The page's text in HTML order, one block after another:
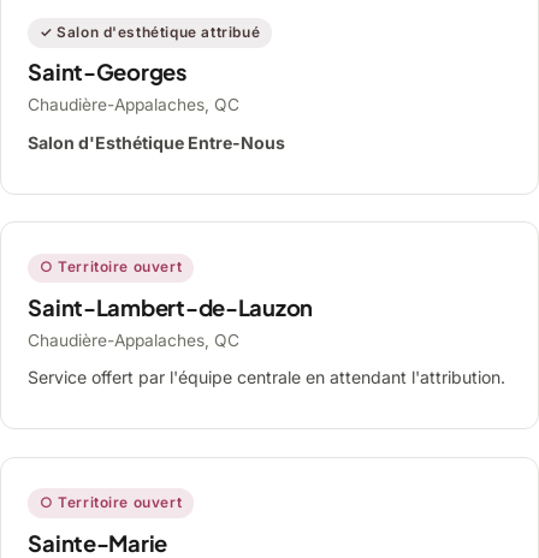
✓ Salon d'esthétique attribué
Saint-Georges
Chaudière-Appalaches, QC
Salon d'Esthétique Entre-Nous
○ Territoire ouvert
Saint-Lambert-de-Lauzon
Chaudière-Appalaches, QC
Service offert par l'équipe centrale en attendant l'attribution.
○ Territoire ouvert
Sainte-Marie